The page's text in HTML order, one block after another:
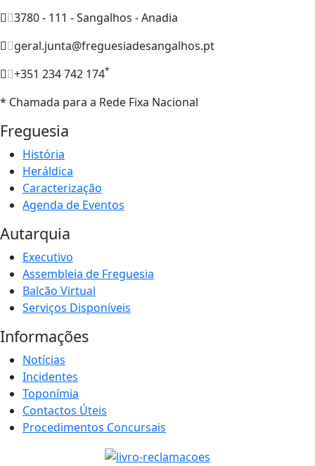
3780 - 111 - Sangalhos - Anadia
geral.junta@freguesiadesangalhos.pt
+351 234 742 174*
* Chamada para a Rede Fixa Nacional
Freguesia
História
Heráldica
Caracterização
Agenda de Eventos
Autarquia
Executivo
Assembleia de Freguesia
Balcão Virtual
Serviços Disponíveis
Informações
Notícias
Incidentes
Toponímia
Contactos Úteis
Procedimentos Concursais